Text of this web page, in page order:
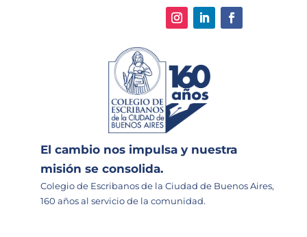
El cambio nos impulsa y nuestra
misión se consolida.
Colegio de Escribanos de la Ciudad de Buenos Aires,
160 años al servicio de la comunidad.